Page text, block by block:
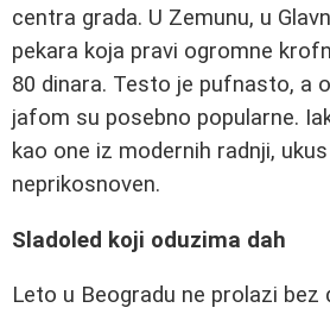
centra grada. U Zemunu, u
pekara koja pravi ogromne
80 dinara. Testo je pufnasto, a
jafom su posebno popularne.
kao one iz modernih radnji,
neprikosnoven.
Sladoled koji oduzima dah
Leto u Beogradu ne prolazi bez